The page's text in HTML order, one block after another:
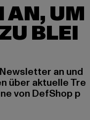
AN, UM
BLEI
an und
über aktuelle Tre
von DefShop p